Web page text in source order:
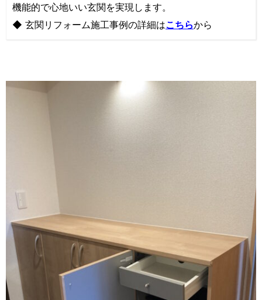
機能的で心地いい玄関を実現します。
◆ 玄関リフォーム施工事例の詳細はこちらから